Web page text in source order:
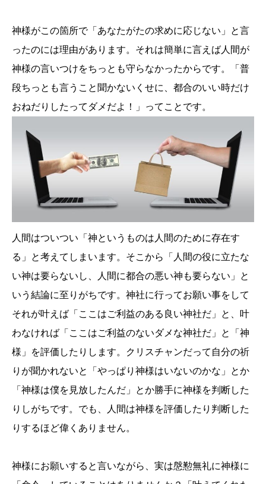
神様がこの箇所で「あなたがたの求めに応じない」と言
ったのには理由があります。それは簡単に言えば人間が
神様の言いつけをちっとも守らなかったからです。「普
段ちっとも言うこと聞かないくせに、都合のいい時だけ
おねだりしたってダメだよ！」ってことです。
人間はついつい「神というものは人間のために存在す
る」と考えてしまいます。そこから「人間の役に立たな
い神は要らないし、人間に都合の悪い神も要らない」と
いう結論に至りがちです。神社に行ってお願い事をして
それが叶えば「ここはご利益のある良い神社だ」と、叶
わなければ「ここはご利益のないダメな神社だ」と「神
様」を評価したりします。クリスチャンだって自分の祈
りが聞かれないと「やっぱり神様はいないのかな」とか
「神様は僕を見放したんだ」とか勝手に神様を判断した
りしがちです。でも、人間は神様を評価したり判断した
りするほど偉くありません。
神様にお願いすると言いながら、実は慇懃無礼に神様に